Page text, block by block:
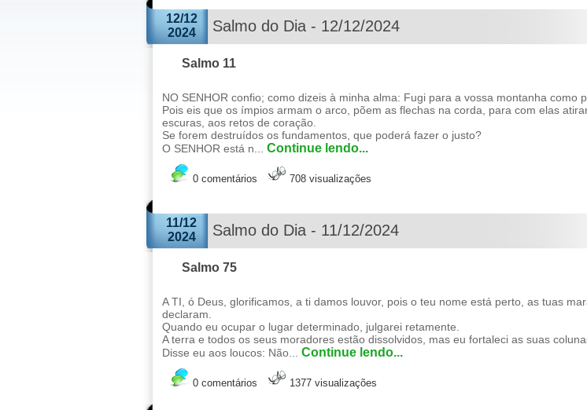
12/12
2024
Salmo do Dia - 12/12/2024
Salmo 11
NO SENHOR confio; como dizeis à minha alma: Fugi para a vossa montanha como
Pois eis que os ímpios armam o arco, põem as flechas na corda, para com elas
escuras, aos retos de coração.
Se forem destruídos os fundamentos, que poderá fazer o justo?
O SENHOR está n... Continue lendo...
0 comentários 708 visualizações
11/12
2024
Salmo do Dia - 11/12/2024
Salmo 75
A TI, ó Deus, glorificamos, a ti damos louvor, pois o teu nome está perto, as tuas
declaram.
Quando eu ocupar o lugar determinado, julgarei retamente.
A terra e todos os seus moradores estão dissolvidos, mas eu fortaleci as suas
Disse eu aos loucos: Não... Continue lendo...
0 comentários 1377 visualizações